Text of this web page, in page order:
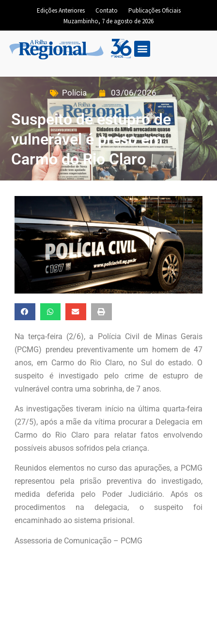
Edições Anteriores Contato
Publicações Oficiais
Muzambinho, 7 de agosto de 2026
Polícia 03/06/2026
Suspeito de estupro de
vulnerável é preso em
Carmo do Rio Claro
Na terça-feira (2/6), a Polícia Civil de Minas Gerais
(PCMG) prendeu preventivamente um homem de 47
anos, em Carmo do Rio Claro, no Sul do estado. O
suspeito é investigado pelo crime de estupro de
vulnerável contra uma sobrinha, de 7 anos.
As investigações tiveram início na última quarta-feira
(27/5), após a mãe da vítima procurar a Delegacia em
Carmo do Rio Claro para relatar fatos envolvendo
possíveis abusos sofridos pela criança.
Reunidos elementos no curso das apurações, a PCMG
representou pela prisão preventiva do investigado,
medida deferida pelo Poder Judiciário. Após os
procedimentos na delegacia, o suspeito foi
encaminhado ao sistema prisional.
Assessoria de Comunicação – PCMG